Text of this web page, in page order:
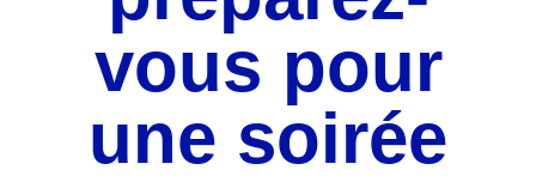
vous pour
une soirée